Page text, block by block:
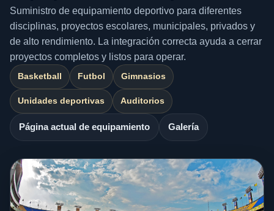
Suministro de equipamiento deportivo para diferentes
disciplinas, proyectos escolares, municipales, privados y
de alto rendimiento. La integración correcta ayuda a cerrar
proyectos completos y listos para operar.
Basketball Futbol Gimnasios
Unidades deportivas Auditorios
Página actual de equipamiento Galería